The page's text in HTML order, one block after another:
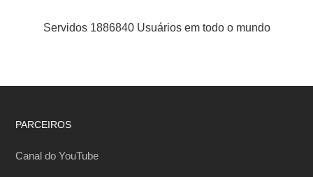
Servidos 1886840 Usuários em todo o mundo
PARCEIROS
Canal do YouTube